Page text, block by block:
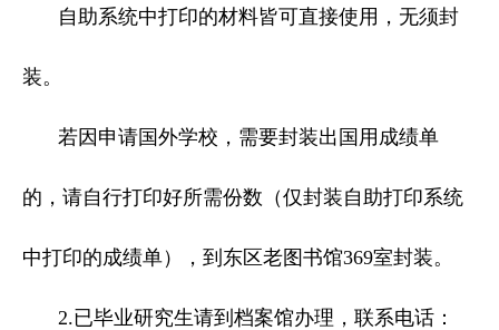
自助系统中打印的材料皆可直接使用，无须封
装。
若因申请国外学校，需要封装出国用成绩单
的，请自行打印好所需份数（仅封装自助打印系统
中打印的成绩单），到东区老图书馆369室封装。
2.已毕业研究生请到档案馆办理，联系电话：